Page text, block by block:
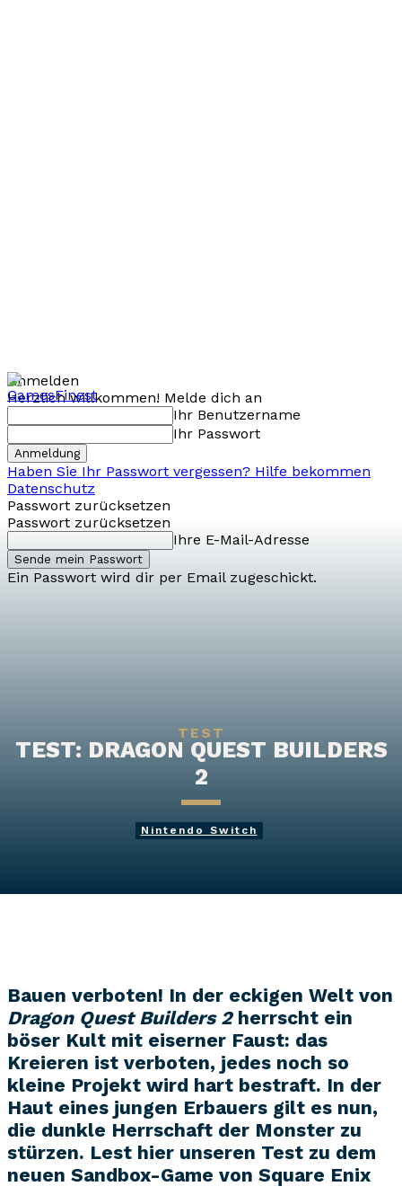
Anmelden
Herzlich willkommen! Melde dich an
Ihr Benutzername
Ihr Passwort
Haben Sie Ihr Passwort vergessen? Hilfe bekommen
Datenschutz
Passwort zurücksetzen
Passwort zurücksetzen
Ihre E-Mail-Adresse
Ein Passwort wird dir per Email zugeschickt.
TEST
TEST: DRAGON QUEST BUILDERS
2
Nintendo Switch
Bauen verboten! In der eckigen Welt von
Dragon Quest Builders 2 herrscht ein
böser Kult mit eiserner Faust: das
Kreieren ist verboten, jedes noch so
kleine Projekt wird hart bestraft. In der
Haut eines jungen Erbauers gilt es nun,
die dunkle Herrschaft der Monster zu
stürzen. Lest hier unseren Test zu dem
neuen Sandbox-Game von Square Enix